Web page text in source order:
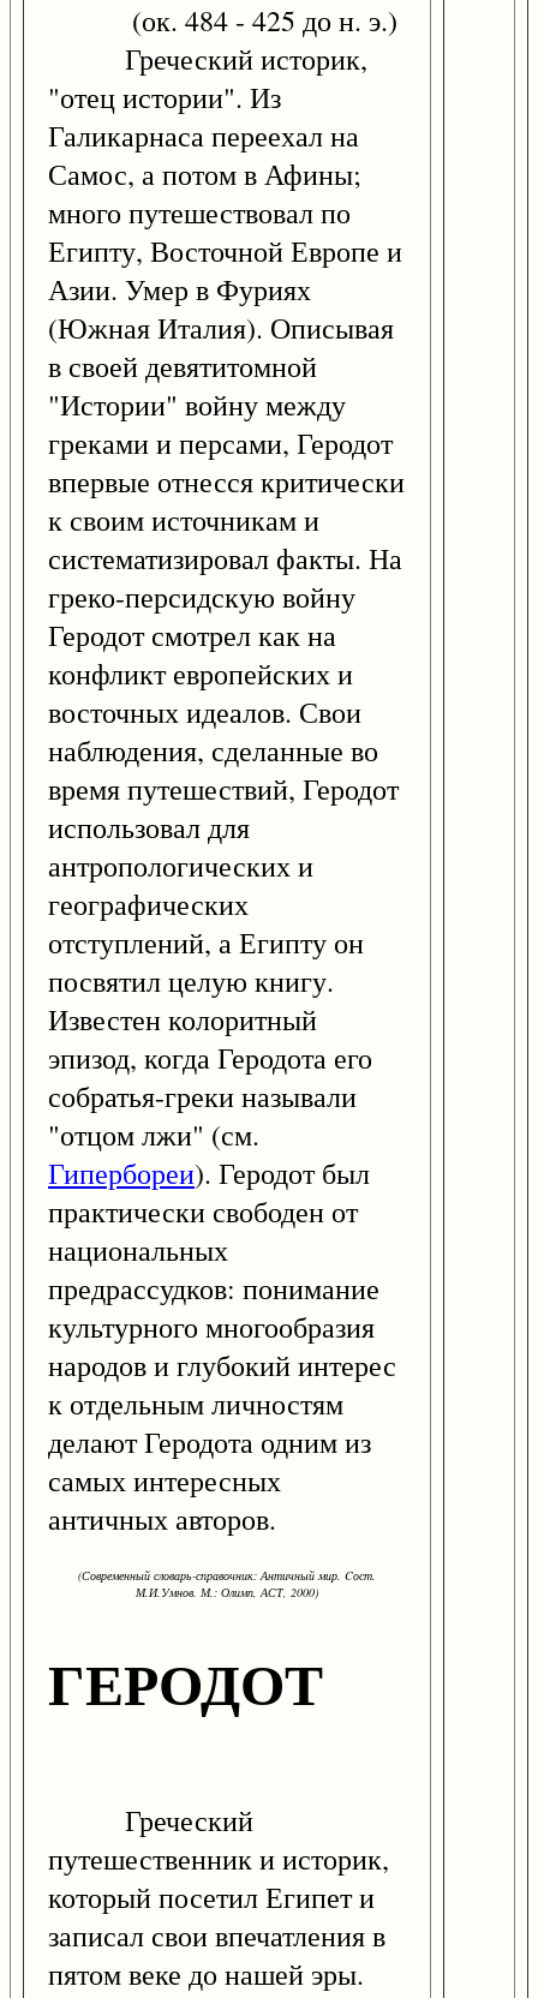
(ок. 484 - 425 до н. э.)
Греческий историк,
"отец истории". Из
Галикарнаса переехал на
Самос, а потом в Афины;
много путешествовал по
Египту, Восточной Европе и
Азии. Умер в Фуриях
(Южная Италия). Описывая
в своей девятитомной
"Истории" войну между
греками и персами, Геродот
впервые отнесся критически
к своим источникам и
систематизировал факты. На
греко-персидскую войну
Геродот смотрел как на
конфликт европейских и
восточных идеалов. Свои
наблюдения, сделанные во
время путешествий, Геродот
использовал для
антропологических и
географических
отступлений, а Египту он
посвятил целую книгу.
Известен колоритный
эпизод, когда Геродота его
собратья-греки называли
"отцом лжи" (см.
Гипербореи). Геродот был
практически свободен от
национальных
предрассудков: понимание
культурного многообразия
народов и глубокий интерес
к отдельным личностям
делают Геродота одним из
самых интересных
античных авторов.
(Современный словарь-справочник: Античный мир. Cост.
М.И.Умнов. М.: Олимп, АСТ, 2000)
ГЕРОДОТ
Греческий
путешественник и историк,
который посетил Египет и
записал свои впечатления в
пятом веке до нашей эры.